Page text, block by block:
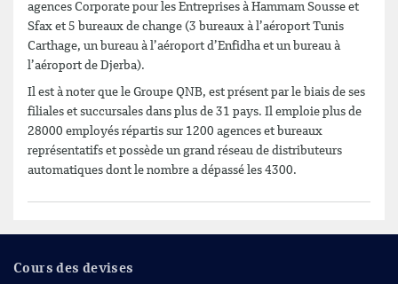
agences Corporate pour les Entreprises à Hammam Sousse et
Sfax et 5 bureaux de change (3 bureaux à l’aéroport Tunis
Carthage, un bureau à l’aéroport d’Enfidha et un bureau à
l’aéroport de Djerba).
Il est à noter que le Groupe QNB, est présent par le biais de ses
filiales et succursales dans plus de 31 pays. Il emploie plus de
28000 employés répartis sur 1200 agences et bureaux
représentatifs et possède un grand réseau de distributeurs
automatiques dont le nombre a dépassé les 4300.
Cours des devises